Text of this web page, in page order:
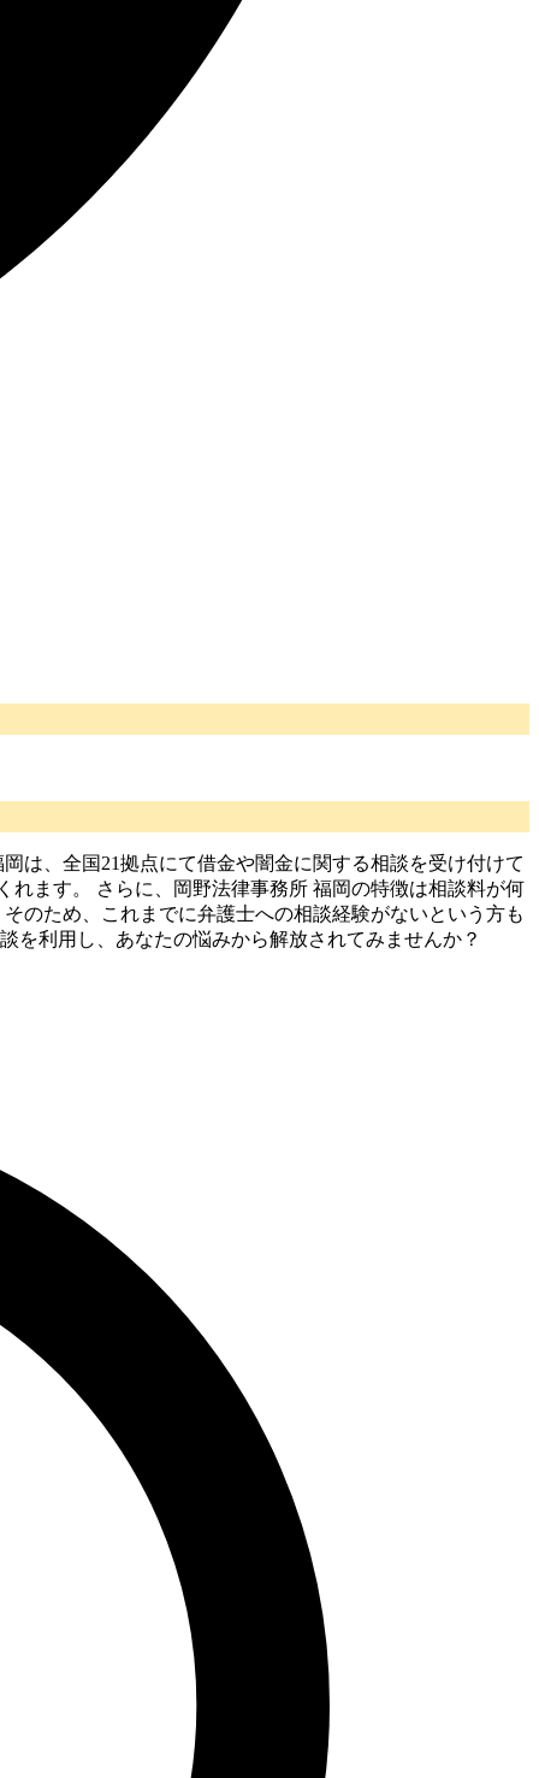
は、全国21拠点にて借金や闇金に関する相談を受け付けて
ます。 さらに、岡野法律事務所 福岡の特徴は相談料が何
のため、これまでに弁護士への相談経験がないという方も
を利用し、あなたの悩みから解放されてみませんか？